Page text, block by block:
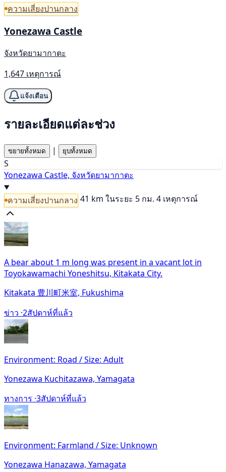
ความเสี่ยงปานกลาง
Yonezawa Castle
จังหวัดยามากาตะ
1,647 เหตุการณ์
แจ้งเตือน
รายละเอียดแต่ละช่วง
ขยายทั้งหมด | ยุบทั้งหมด
S
Yonezawa Castle, จังหวัดยามากาตะ
ความเสี่ยงปานกลาง 41 km ในระยะ 5 กม. 4 เหตุการณ์
A bear about 1 m long was present in a vacant lot in
Toyokawamachi Yoneshitsu, Kitakata City.
Kitakata 豊川町米室, Fukushima
ข่าว ·2สัปดาห์ที่แล้ว
Environment: Road / Size: Adult
Yonezawa Kuchitazawa, Yamagata
ทางการ ·3สัปดาห์ที่แล้ว
Environment: Farmland / Size: Unknown
Yonezawa Hanazawa, Yamagata